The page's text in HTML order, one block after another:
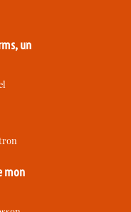
un
mon